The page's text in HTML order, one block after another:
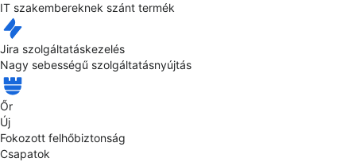
IT szakembereknek szánt termék
Jira szolgáltatáskezelés
Nagy sebességű szolgáltatásnyújtás
Őr
Új
Fokozott felhőbiztonság
Csapatok